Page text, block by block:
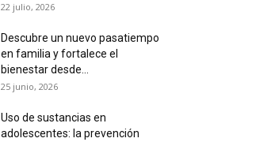
22 julio, 2026
Descubre un nuevo pasatiempo
en familia y fortalece el
bienestar desde...
25 junio, 2026
Uso de sustancias en
adolescentes: la prevención